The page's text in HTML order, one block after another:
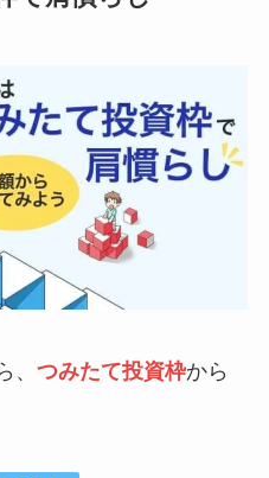
、 つみたて投資枠から